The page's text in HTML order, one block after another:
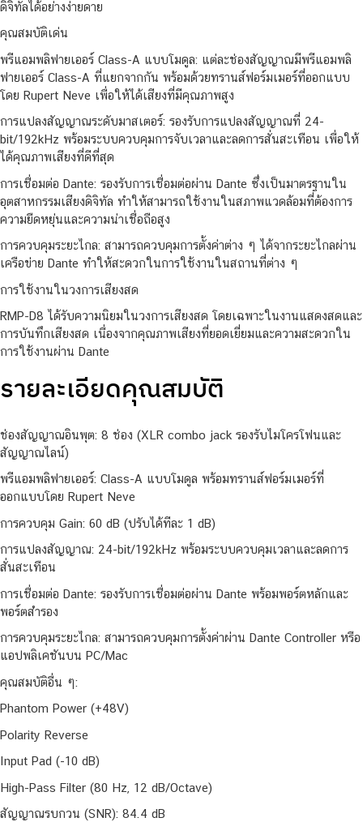
ดิจิทัลได้อย่างง่ายดาย
คุณสมบัติเด่น
พรีแอมพลิฟายเออร์ Class-A แบบโมดูล: แต่ละช่องสัญญาณมีพรีแอมพลิ
ฟายเออร์ Class-A ที่แยกจากกัน พร้อมด้วยทรานส์ฟอร์มเมอร์ที่ออกแบบ
โดย Rupert Neve เพื่อให้ได้เสียงที่มีคุณภาพสูง
การแปลงสัญญาณระดับมาสเตอร์: รองรับการแปลงสัญญาณที่ 24-
bit/192kHz พร้อมระบบควบคุมการจับเวลาและลดการสั่นสะเทือน เพื่อให้
ได้คุณภาพเสียงที่ดีที่สุด
การเชื่อมต่อ Dante: รองรับการเชื่อมต่อผ่าน Dante ซึ่งเป็นมาตรฐานใน
อุตสาหกรรมเสียงดิจิทัล ทำให้สามารถใช้งานในสภาพแวดล้อมที่ต้องการ
ความยืดหยุ่นและความน่าเชื่อถือสูง
การควบคุมระยะไกล: สามารถควบคุมการตั้งค่าต่าง ๆ ได้จากระยะไกลผ่าน
เครือข่าย Dante ทำให้สะดวกในการใช้งานในสถานที่ต่าง ๆ
การใช้งานในวงการเสียงสด
RMP-D8 ได้รับความนิยมในวงการเสียงสด โดยเฉพาะในงานแสดงสดและ
การบันทึกเสียงสด เนื่องจากคุณภาพเสียงที่ยอดเยี่ยมและความสะดวกใน
การใช้งานผ่าน Dante
รายละเอียดคุณสมบัติ
ช่องสัญญาณอินพุต: 8 ช่อง (XLR combo jack รองรับไมโครโฟนและ
สัญญาณไลน์)
พรีแอมพลิฟายเออร์: Class-A แบบโมดูล พร้อมทรานส์ฟอร์มเมอร์ที่
ออกแบบโดย Rupert Neve
การควบคุม Gain: 60 dB (ปรับได้ทีละ 1 dB)
การแปลงสัญญาณ: 24-bit/192kHz พร้อมระบบควบคุมเวลาและลดการ
สั่นสะเทือน
การเชื่อมต่อ Dante: รองรับการเชื่อมต่อผ่าน Dante พร้อมพอร์ตหลักและ
พอร์ตสำรอง
การควบคุมระยะไกล: สามารถควบคุมการตั้งค่าผ่าน Dante Controller หรือ
แอปพลิเคชันบน PC/Mac
คุณสมบัติอื่น ๆ:
Phantom Power (+48V)
Polarity Reverse
Input Pad (-10 dB)
High-Pass Filter (80 Hz, 12 dB/Octave)
สัญญาณรบกวน (SNR): 84.4 dB